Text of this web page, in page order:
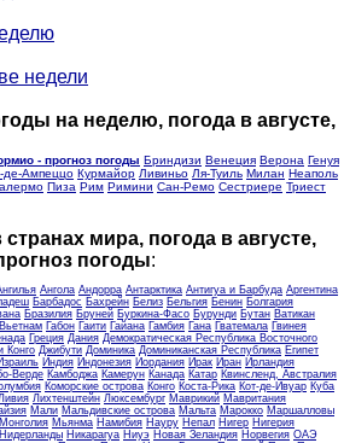
недели
на неделю, погода в августе,
- прогноз погоды Бриндизи Венеция Верона Генуя
де-Ампеццо Курмайор Ливиньо Ля-Туиль Милан Неаполь
Пиза Рим Римини Сан-Ремо Сестриере Триест
мира, погода в августе,
погоды:
Ангола Андорра Антарктика Антигуа и Барбуда Аргентина
Барбадос Бахрейн Белиз Бельгия Бенин Болгария
Бразилия Бруней Буркина-Фасо Бурунди Бутан Ватикан
Вьетнам Габон Гаити Гайана Гамбия Гана Гватемала Гвинея
Греция Дания Демократическая Республика Восточного
Конго Джибути Доминика Доминиканская Республика Египет
Индия Индонезия Иордания Ирак Иран Ирландия
Верде Камбоджа Камерун Канада Катар Квинсленд, Австралия
Коморские острова Конго Коста-Рика Кот-де-Ивуар Куба
Лихтенштейн Люксембург Маврикий Мавритания
Мали Мальдивские острова Мальта Марокко Маршалловы
Монголия Мьянма Намибия Науру Непал Нигер Нигерия
Нидерланды Никарагуа Ниуэ Новая Зеландия Норвегия ОАЭ